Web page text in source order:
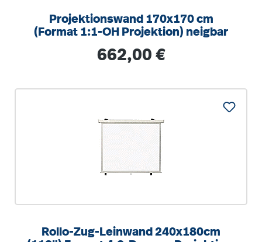
Projektionswand 170x170 cm
(Format 1:1-OH Projektion) neigbar
Regulärer Preis:
662,00 €
Rollo-Zug-Leinwand 240x180cm